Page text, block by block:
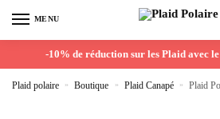
MENU
-10% de réduction sur les Plaid avec
Plaid polaire » Boutique » Plaid Canapé » Plaid